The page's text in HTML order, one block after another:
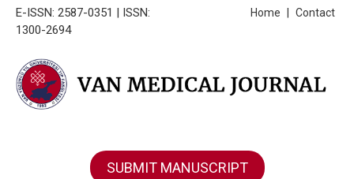
E-ISSN: 2587-0351 | ISSN:
1300-2694
Contact
Home
SUBMIT MANUSCRIPT